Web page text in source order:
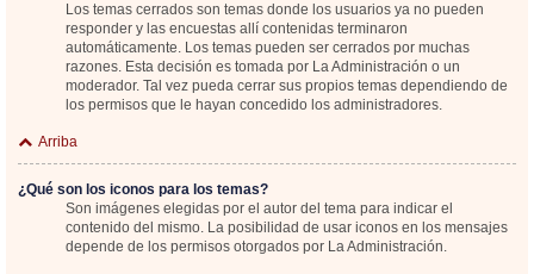
Los temas cerrados son temas donde los usuarios ya no pueden
responder y las encuestas allí contenidas terminaron
automáticamente. Los temas pueden ser cerrados por muchas
razones. Esta decisión es tomada por La Administración o un
moderador. Tal vez pueda cerrar sus propios temas dependiendo de
los permisos que le hayan concedido los administradores.
Arriba
¿Qué son los iconos para los temas?
Son imágenes elegidas por el autor del tema para indicar el
contenido del mismo. La posibilidad de usar iconos en los mensajes
depende de los permisos otorgados por La Administración.